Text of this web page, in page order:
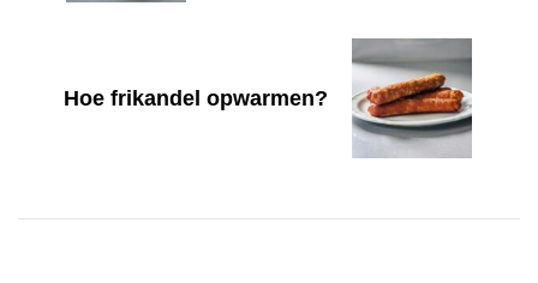
Hoe frikandel opwarmen?